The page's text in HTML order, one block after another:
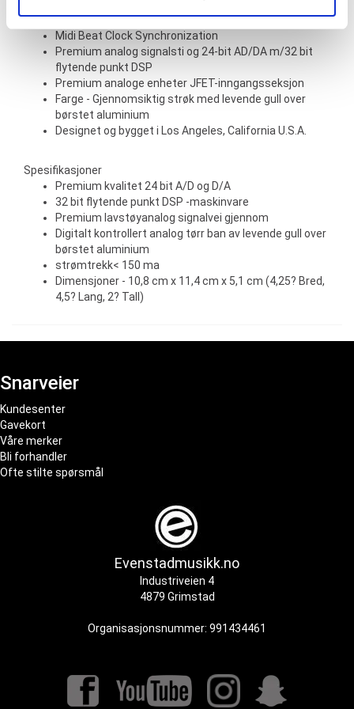
Midi inn/ut over TRS via Exp Jack
Eksternt trykk Tempo over TRS < /li>
Midi Beat Clock Synchronization
Premium analog signalsti og 24-bit AD/DA m/32 bit
flytende punkt DSP
Premium analoge enheter JFET-inngangsseksjon
Farge - Gjennomsiktig strøk med levende gull over
børstet aluminium
Designet og bygget i Los Angeles, California U.S.A.
Spesifikasjoner
Premium kvalitet 24 bit A/D og D/A
32 bit flytende punkt DSP -maskinvare
Premium lavstøyanalog signalvei gjennom
Digitalt kontrollert analog tørr ban av levende gull over
børstet aluminium
strømtrekk< 150 ma
Dimensjoner - 10,8 cm x 11,4 cm x 5,1 cm (4,25? Bred,
4,5? Lang, 2? Tall)
Snarveier
Kundesenter
Gavekort
Våre merker
Bli forhandler
Ofte stilte spørsmål
Evenstadmusikk.no
Industriveien 4
4879 Grimstad
Organisasjonsnummer: 991434461